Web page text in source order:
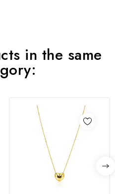
in the same